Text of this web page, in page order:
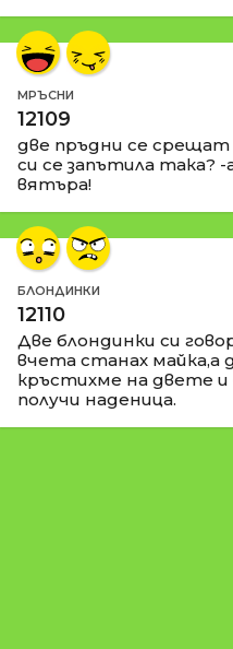
МРЪСНИ
12109
две пръдни се
си се запътила така?
вятъра!
БЛОНДИНКИ
12110
Две блондинки си
вчета станах
кръстихме на двете и
получи наденица.